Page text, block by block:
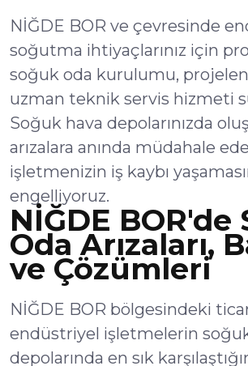
NİĞDE BOR ve çevresinde
soğutma ihtiyaçlarınız için
soğuk oda kurulumu,
uzman teknik servis hizmeti
Soğuk hava depolarınızda
arızalara anında müdahale
işletmenizin iş kaybı
engelliyoruz.
NİĞDE BOR'de
Oda Arızaları,
ve Çözümleri
NİĞDE BOR bölgesindeki
endüstriyel işletmelerin
depolarında en sık